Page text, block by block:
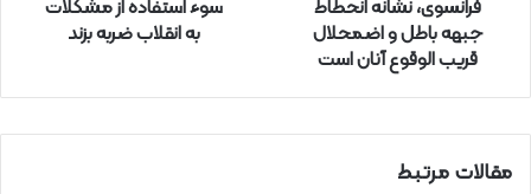
فرانسوی، نشانه انحطاط
جبهه باطل و اضمحلال
قریب الوقوع آنان است
سوء استفاده از مشکلات
به انقلاب ضربه بزند
مقالات مرتبط